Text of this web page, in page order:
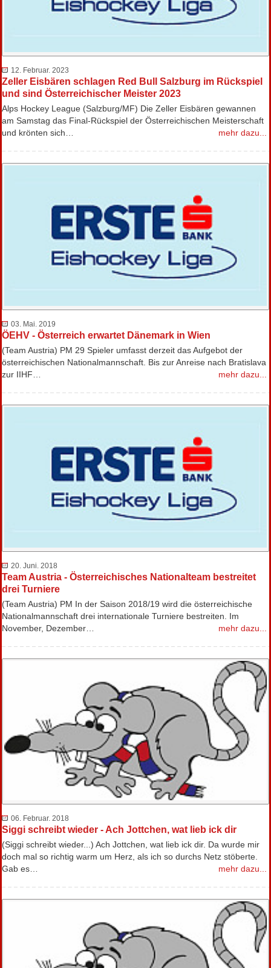
12. Februar. 2023
Zeller Eisbären schlagen Red Bull Salzburg im Rückspiel
und sind Österreichischer Meister 2023
Alps Hockey League (Salzburg/MF) Die Zeller Eisbären gewannen
am Samstag das Final-Rückspiel der Österreichischen Meisterschaft
und krönten sich…
mehr dazu...
03. Mai. 2019
ÖEHV - Österreich erwartet Dänemark in Wien
(Team Austria) PM 29 Spieler umfasst derzeit das Aufgebot der
österreichischen Nationalmannschaft. Bis zur Anreise nach Bratislava
zur IIHF…
mehr dazu...
20. Juni. 2018
Team Austria - Österreichisches Nationalteam bestreitet
drei Turniere
(Team Austria) PM In der Saison 2018/19 wird die österreichische
Nationalmannschaft drei internationale Turniere bestreiten. Im
November, Dezember…
mehr dazu...
06. Februar. 2018
Siggi schreibt wieder - Ach Jottchen, wat lieb ick dir
(Siggi schreibt wieder...) Ach Jottchen, wat lieb ick dir. Da wurde mir
doch mal so richtig warm um Herz, als ich so durchs Netz stöberte.
Gab es…
mehr dazu...